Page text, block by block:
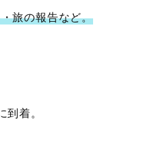
旅の報告など。
着。